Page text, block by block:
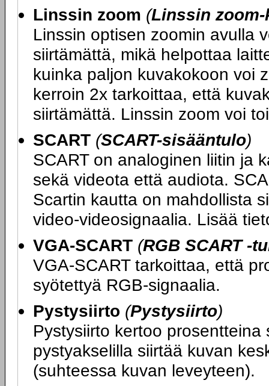
Linssin zoom (Linssin
Linssin optisen zoomin avulla
siirtämättä, mikä helpottaa
kuinka paljon kuvakokoon voi
kerroin 2x tarkoittaa, että
siirtämättä. Linssin zoom voi
SCART (SCART-sisääntulo)
SCART on analoginen liitin ja
sekä videota että audiota.
Scartin kautta on mahdollista
video-videosignaalia. Lisää
VGA-SCART (RGB SCART -
VGA-SCART tarkoittaa, että
syötettyä RGB-signaalia.
Pystysiirto (Pystysiirto)
Pystysiirto kertoo
pystyakselilla siirtää kuvan
(suhteessa kuvan leveyteen).